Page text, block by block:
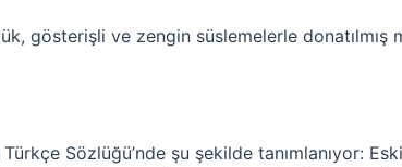
gösterişli ve zengin süslemelerle donatılmış
Sözlüğü’nde şu şekilde tanımlanıyor: